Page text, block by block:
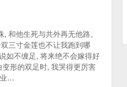
和他生死与共外再无他路。
三寸金莲也不让我跑到哪
如不缠足, 将来绝不会嫁得好
形的双足时, 我哭得更厉害
业…